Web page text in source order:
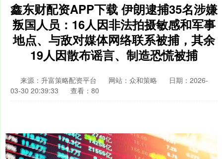
鑫东财配资APP下载 伊朗逮捕35名涉嫌
叛国人员：16人因非法拍摄敏感和军事
地点、与敌对媒体网络联系被捕，其余
19人因散布谣言、制造恐慌被捕
来源：升富策略配资平台 网站：众和策略
日期：2026-
03-30 20:39:33
查看：80